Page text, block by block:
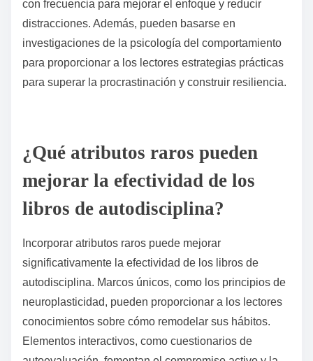
distracciones. Además, pueden basarse en
investigaciones de la psicología del comportamiento
para proporcionar a los lectores estrategias prácticas
para superar la procrastinación y construir resiliencia.